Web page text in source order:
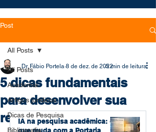
Post
All Posts
Academia
Artigos jurídicos
Dicas de Pesquisa
Bibliografia
All Posts
5 dicas fundamentais
para desenvolver sua
redação acadêmica
Dr. Fábio Portela 8 de dez. de 20225 min de leitura
IA na pesquisa acadêmica: o